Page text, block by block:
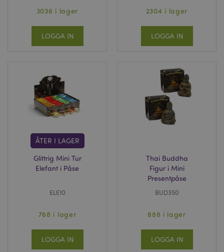
3036 i lager
LOGGA IN
2304 i lager
LOGGA IN
ÅTER I LAGER
Glittrig Mini Tur
Elefant i Påse
ELE10
768 i lager
LOGGA IN
Thai Buddha
Figur i Mini
Presentpåse
BUD350
888 i lager
LOGGA IN